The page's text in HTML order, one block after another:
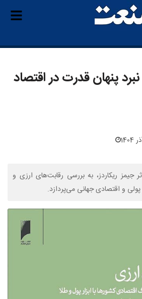
پنهان قدرت در اقتصاد
جیمز ریکاردز، به بررسی رقابت‌های ارزی و
و اقتصادی جهانی می‌پردازد.